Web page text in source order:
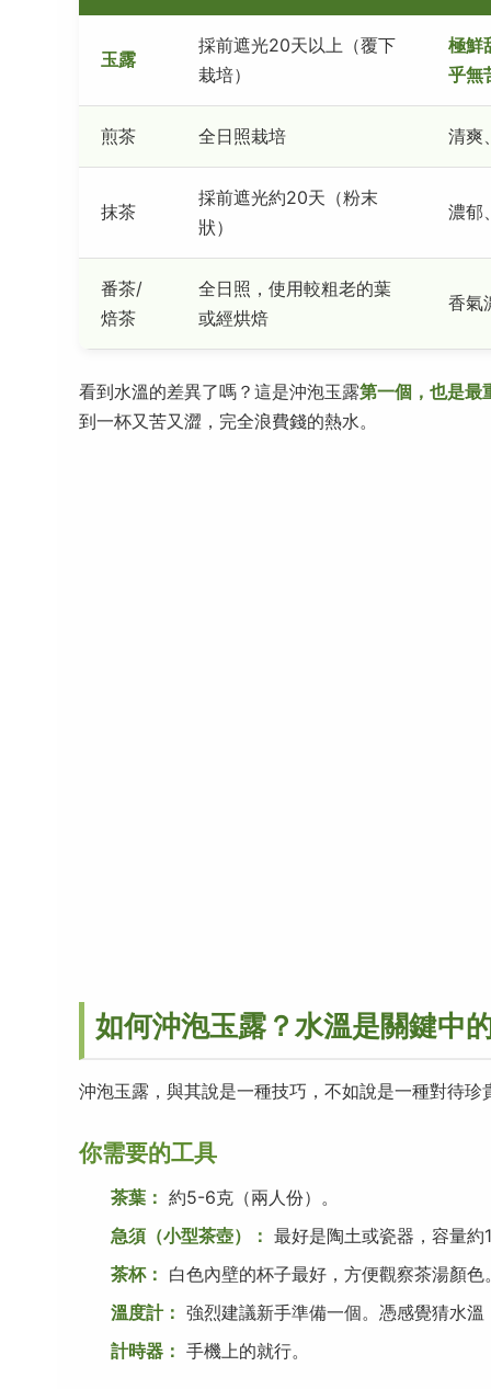
玉露
採前遮光20天以上（覆下
栽培）
極鮮
乎無
煎茶 全日照栽培 清爽
抹茶
採前遮光約20天（粉末
狀）
濃郁
番茶/
焙茶
全日照，使用較粗老的葉
或經烘焙
香氣
看到水溫的差異了嗎？這是沖泡玉露第一個，也是最
到一杯又苦又澀，完全浪費錢的熱水。
如何沖泡玉露？水溫是關鍵中
沖泡玉露，與其說是一種技巧，不如說是一種對待
你需要的工具
茶葉： 約5-6克（兩人份）。
急須（小型茶壺）： 最好是陶土或瓷器，容量
茶杯： 白色內壁的杯子最好，方便觀察茶湯顏色
溫度計： 強烈建議新手準備一個。憑感覺猜水溫
計時器： 手機上的就行。